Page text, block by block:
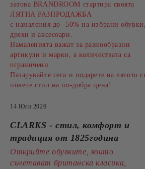
затова BRANDROOM стартира своята
ЛЯТНА РАЗПРОДАЖБА
с намаления до -50% на избрани обувки,
дрехи и аксесоари.
Намаленията важат за разнообразни
артикули и марки, а количествата са
ограничени.
Пазарувайте сега и подарете на лятото
повече стил на по-добра цена!
14 Юли 2026
CLARKS - стил, комфорт и
традиция от 1825година
Открийте обувките, които
съчетават британска класика,